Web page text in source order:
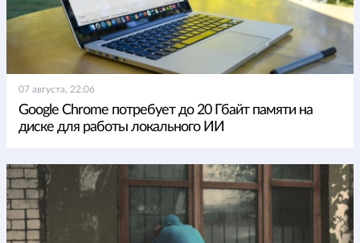
07 августа, 22:06
Google Chrome потребует до 20 Гбайт памяти на
диске для работы локального ИИ